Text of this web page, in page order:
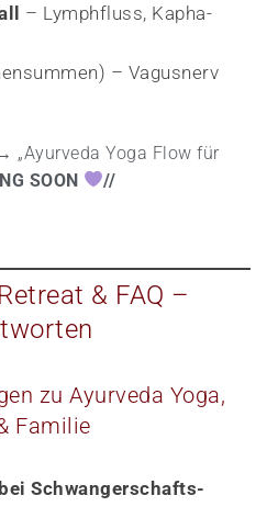
– Lymphfluss, Kapha-
– Vagusnerv
„Ayurveda Yoga Flow für
SOON ​//
& FAQ –
zu Ayurveda Yoga,
Familie
Schwangerschafts­